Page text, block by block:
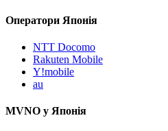
Оператори Японія
NTT Docomo
Rakuten Mobile
Y!mobile
au
MVNO у Японія